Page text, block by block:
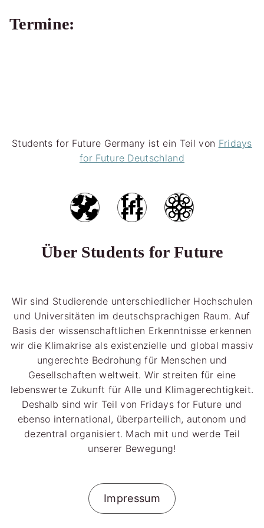
Termine:
Students for Future Germany ist ein Teil von Fridays
for Future Deutschland
Über Students for Future
Wir sind Studierende unterschiedlicher Hochschulen
und Universitäten im deutschsprachigen Raum. Auf
Basis der wissenschaftlichen Erkenntnisse erkennen
wir die Klimakrise als existenzielle und global massiv
ungerechte Bedrohung für Menschen und
Gesellschaften weltweit. Wir streiten für eine
lebenswerte Zukunft für Alle und Klimagerechtigkeit.
Deshalb sind wir Teil von Fridays for Future und
ebenso international, überparteilich, autonom und
dezentral organisiert. Mach mit und werde Teil
unserer Bewegung!
Impressum